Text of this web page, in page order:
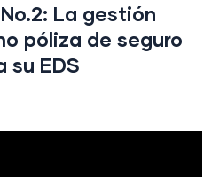
La gestión
póliza de seguro
su EDS